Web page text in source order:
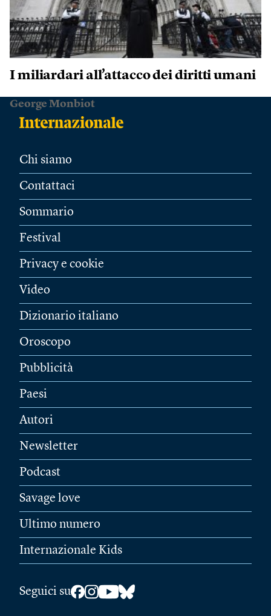
I miliardari all’attacco dei diritti umani
George Monbiot
Chi siamo
Contattaci
Sommario
Festival
Privacy e cookie
Video
Dizionario italiano
Oroscopo
Pubblicità
Paesi
Autori
Newsletter
Podcast
Savage love
Ultimo numero
Internazionale Kids
Seguici su